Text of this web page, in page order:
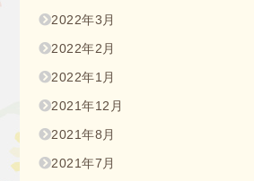
2022年3月
2022年2月
2022年1月
2021年12月
2021年8月
2021年7月